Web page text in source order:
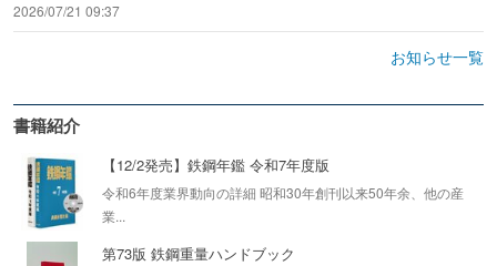
2026/07/21 09:37
お知らせ一覧
書籍紹介
【12/2発売】鉄鋼年鑑 令和7年度版
令和6年度業界動向の詳細 昭和30年創刊以来50年余、他の産
業...
第73版 鉄鋼重量ハンドブック